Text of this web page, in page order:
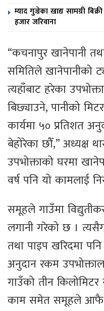
म्याद गुज्रेका खाद्य सामग्री
हजार जरिवाना
“कचनापुर खानेपानी
समितिले खानेपानीको
त्यहाँबाट हरेका
बिछ्याउने, पानीको
कार्यमा ५० प्रतिशत
बेहोरेका छौँ,” अध्यक्ष
उपभोक्ताको घरमा
वर्ष पनि यो कामलाई
समूहले गाउँमा
लगानी गरेको छ ।
तथा पाइप खरिदमा
अनुदान रकम
गाउँको तीन
काम समेत समूहले आफै